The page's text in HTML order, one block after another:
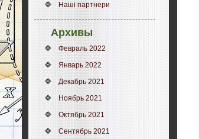
Наші партнери
Архивы
Февраль 2022
Январь 2022
Декабрь 2021
Ноябрь 2021
Октябрь 2021
Сентябрь 2021